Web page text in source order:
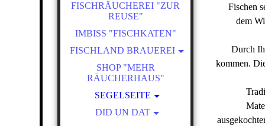
PREISE
BIS 2 PERSONEN
BIS 3 PERSONEN
BIS 4 PERSONEN
SCHNUPPERAKTION 5 FÜR
4
FISCHRÄUCHEREI "ZUR
REUSE"
IMBISS "FISCHKATEN"
FISCHLAND BRAUEREI
FISCHLANDS EDEL-PILS
RÄUCHERMANNS
DUNKLES
RÄUCHERHAUS
SHOP "MEHR
RÄUCHERHAUS"
SEGELSEITE
SEGELPREISE
DID UN DAT
Fischen
dem
Durch
kommen.